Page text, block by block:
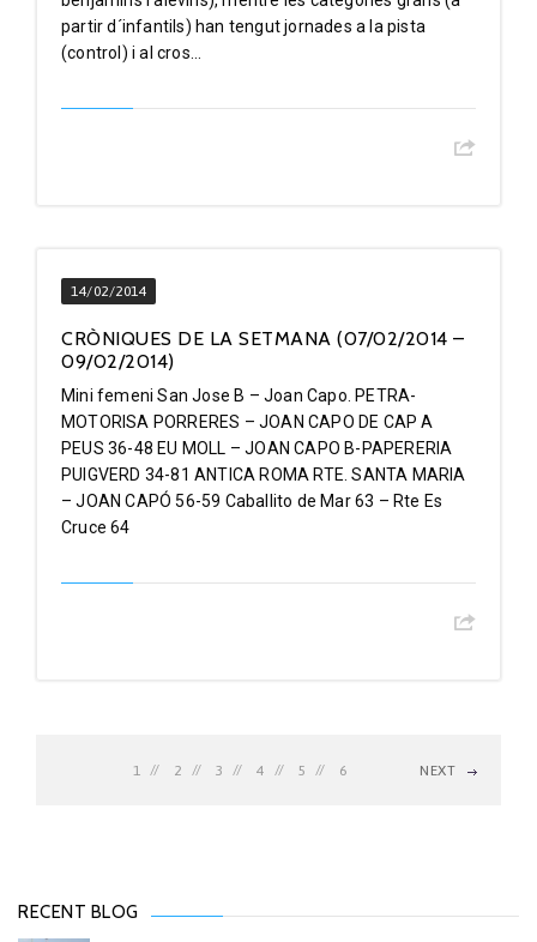
partir d´infantils) han tengut jornades a la pista
(control) i al cros...
14/02/2014
CRÒNIQUES DE LA SETMANA (07/02/2014 –
09/02/2014)
Mini femeni San Jose B – Joan Capo. PETRA-
MOTORISA PORRERES – JOAN CAPO DE CAP A
PEUS 36-48 EU MOLL – JOAN CAPO B-PAPERERIA
PUIGVERD 34-81 ANTICA ROMA RTE. SANTA MARIA
– JOAN CAPÓ 56-59 Caballito de Mar 63 – Rte Es
Cruce 64
1 2 3 4 5 6 NEXT
RECENT BLOG